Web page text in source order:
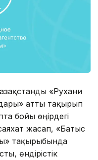
«Рухани
атты тақырып
бойы өңірдегі
жасап, «Батыс
тақырыбында
өндірістік